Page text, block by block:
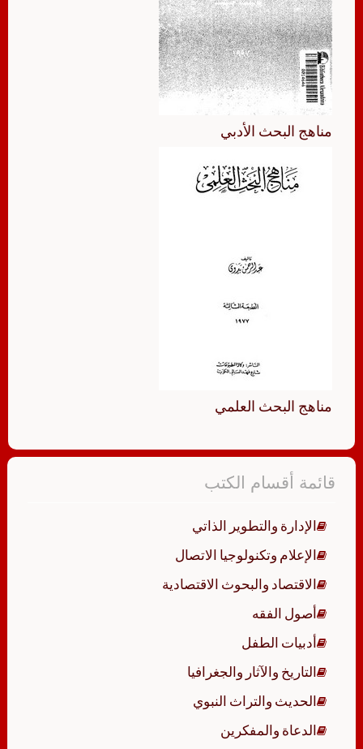
مناهج البحث الأدبي
مناهج البحث العلمي
قائمة أقسام الكتب
الإدارة والتطوير الذاتي
الإعلام وتكنولوجيا الاتصال
الاقتصاد والبحوث الاقتصادية
أصول الفقه
أدبيات الطفل
التاريخ والآثار والجغرافيا
الحديث والتراث النبوي
الدعاة والمفكرين